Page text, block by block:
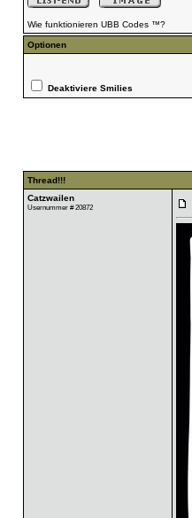
Wie funktionieren UBB Codes ™?
Optionen
Deaktiviere Smilies
Thread!!!
Catzwailen
Usernummer # 20872